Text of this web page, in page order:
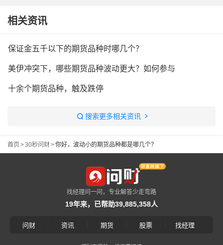
相关资讯
保证金五千以下的期货品种时哪几个？
美伊冲突下，哪些期货品种波动更大？如何参与
十余个期货品种，触及跌停
搜索更多相关资讯
首页 >30秒问财>你好，波动小的期货品种都是哪几个？
找经理问一问，专业解答少走弯路
19年来，已帮助39,885,358人
问财 资讯 期货 股票 找经理